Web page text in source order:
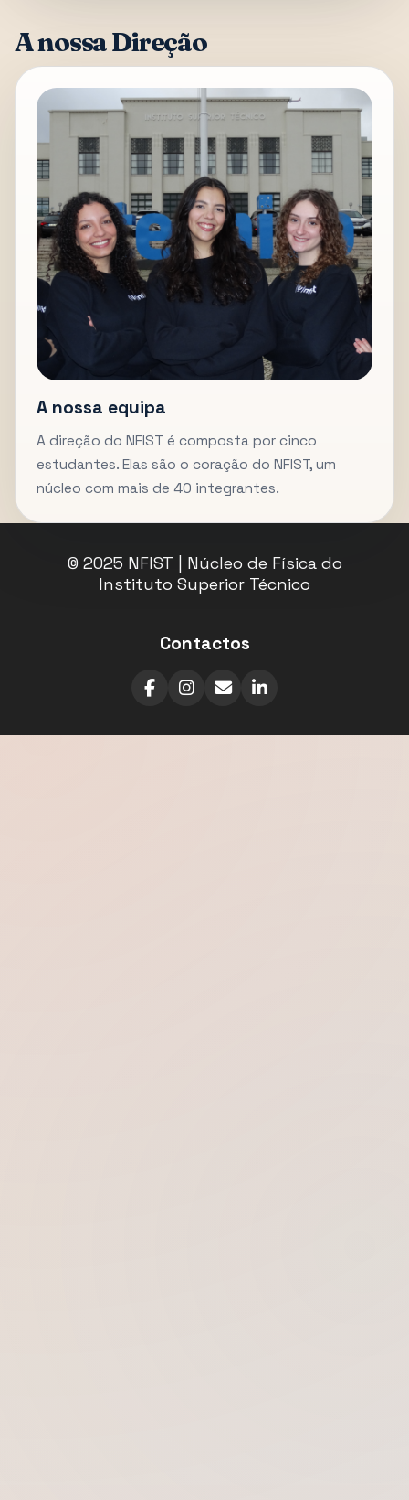
A nossa Direção
A nossa equipa
A direção do NFIST é composta por cinco
estudantes. Elas são o coração do NFIST, um
núcleo com mais de 40 integrantes.
© 2025 NFIST | Núcleo de Física do
Instituto Superior Técnico
Contactos